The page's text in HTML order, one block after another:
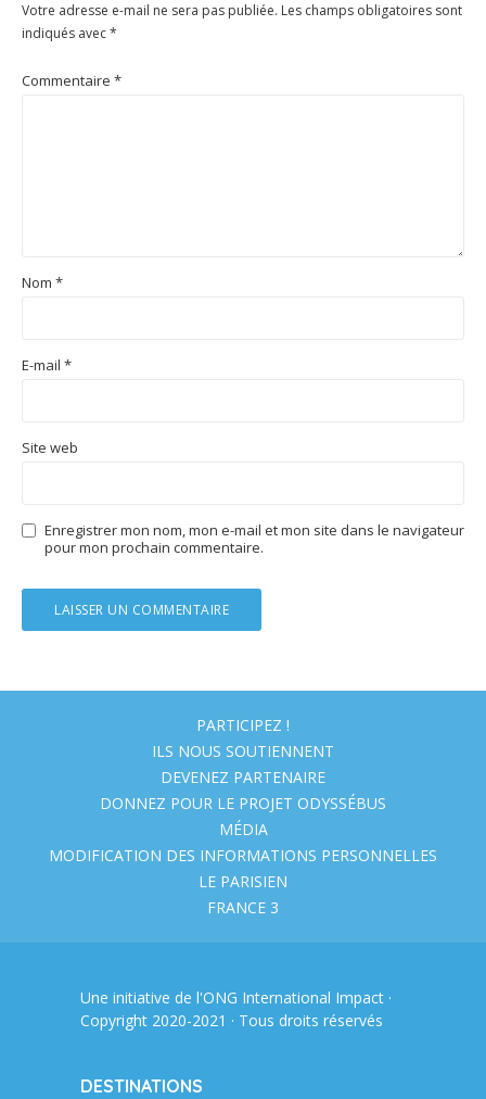
Votre adresse e-mail ne sera pas publiée. Les champs obligatoires sont
indiqués avec*
Commentaire *
Nom *
E-mail *
Site web
Enregistrer mon nom, mon e-mail et mon site dans le navigateur
pour mon prochain commentaire.
PARTICIPEZ !
ILS NOUS SOUTIENNENT
DEVENEZ PARTENAIRE
DONNEZ POUR LE PROJET ODYSSÉBUS
MÉDIA
MODIFICATION DES INFORMATIONS PERSONNELLES
LE PARISIEN
FRANCE 3
Une initiative de l'ONG International Impact ·
Copyright 2020-2021 · Tous droits réservés
DESTINATIONS